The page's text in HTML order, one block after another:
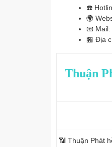
☎️
🌍
📧
🏪 Địa
Thuận
📶 Thuận Phát